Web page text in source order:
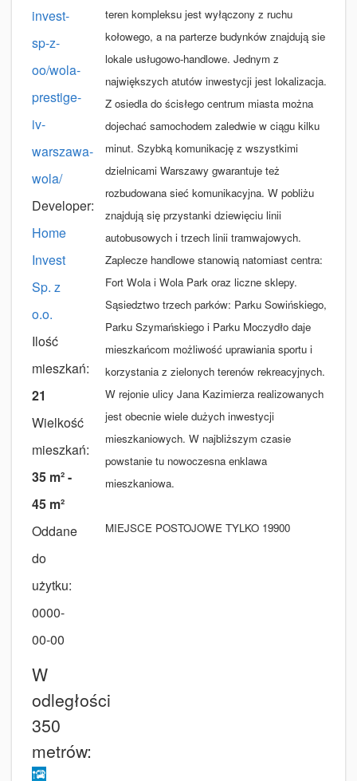
invest-
sp-z-
oo/wola-
prestige-
iv-
warszawa-
wola/
Developer:
Home
Invest
Sp. z
o.o.
Ilość
mieszkań:
21
Wielkość
mieszkań:
35 m² -
45 m²
Oddane
do
użytku:
0000-
00-00
W
odległości
350
metrów:
teren kompleksu jest wyłączony z ruchu
kołowego, a na parterze budynków znajdują sie
lokale usługowo-handlowe. Jednym z
największych atutów inwestycji jest lokalizacja.
Z osiedla do ścisłego centrum miasta można
dojechać samochodem zaledwie w ciągu kilku
minut. Szybką komunikację z wszystkimi
dzielnicami Warszawy gwarantuje też
rozbudowana sieć komunikacyjna. W pobliżu
znajdują się przystanki dziewięciu linii
autobusowych i trzech linii tramwajowych.
Zaplecze handlowe stanowią natomiast centra:
Fort Wola i Wola Park oraz liczne sklepy.
Sąsiedztwo trzech parków: Parku Sowińskiego,
Parku Szymańskiego i Parku Moczydło daje
mieszkańcom możliwość uprawiania sportu i
korzystania z zielonych terenów rekreacyjnych.
W rejonie ulicy Jana Kazimierza realizowanych
jest obecnie wiele dużych inwestycji
mieszkaniowych. W najbliższym czasie
powstanie tu nowoczesna enklawa
mieszkaniowa.
MIEJSCE POSTOJOWE TYLKO 19900